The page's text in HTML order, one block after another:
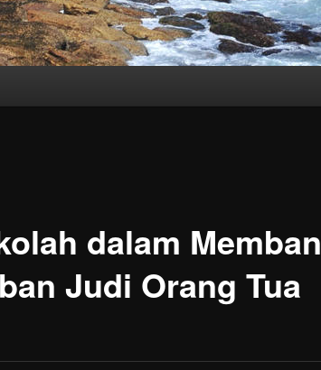
dalam
Judi Orang Tua